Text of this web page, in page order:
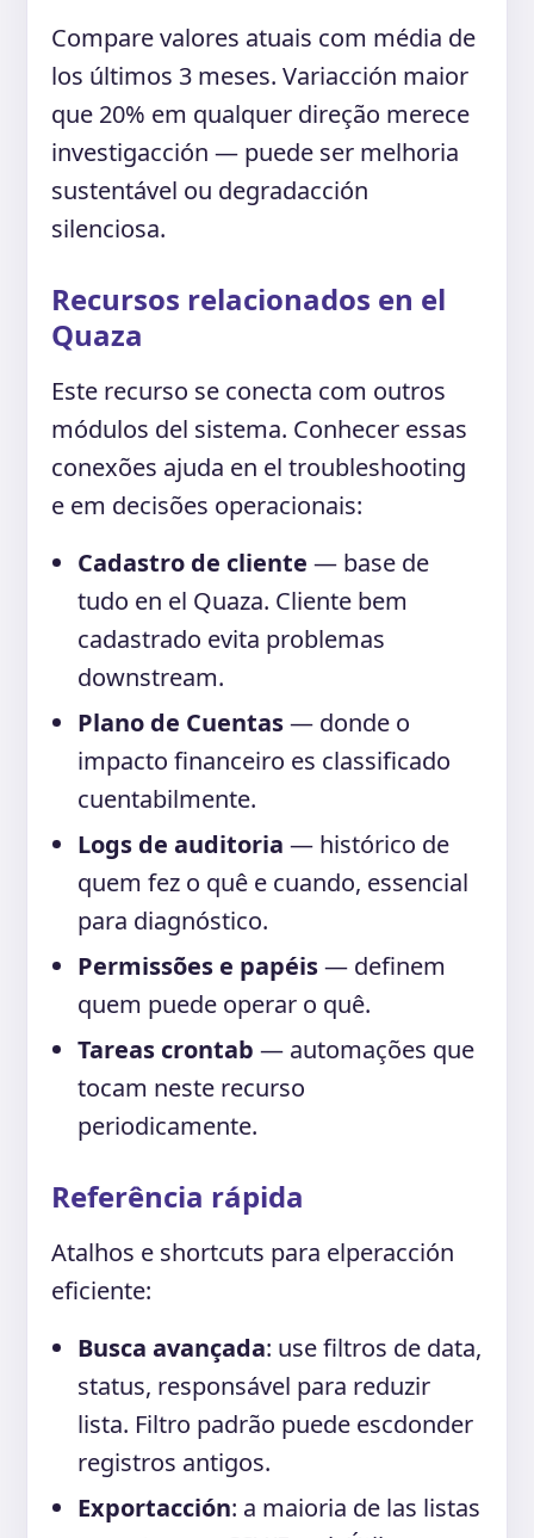
Compare valores atuais com média de
los últimos 3 meses. Variacción maior
que 20% em qualquer direção merece
investigacción — puede ser melhoria
sustentável ou degradacción
silenciosa.
Recursos relacionados en el
Quaza
Este recurso se conecta com outros
módulos del sistema. Conhecer essas
conexões ajuda en el troubleshooting
e em decisões operacionais:
Cadastro de cliente — base de
tudo en el Quaza. Cliente bem
cadastrado evita problemas
downstream.
Plano de Cuentas— donde o
impacto financeiro es classificado
cuentabilmente.
Logs de auditoria — histórico de
quem fez o quê e cuando, essencial
para diagnóstico.
Permissões e papéis— definem
quem puede operar o quê.
Tareas crontab — automações que
tocam neste recurso
periodicamente.
Referência rápida
Atalhos e shortcuts para elperacción
eficiente:
Busca avançada: use filtros de data,
status, responsável para reduzir
lista. Filtro padrão puede escdonder
registros antigos.
Exportacción: a maioria de las listas